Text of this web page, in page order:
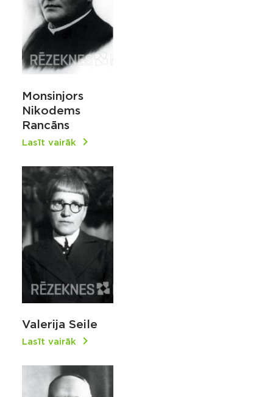
Monsinjors
Nikodems
Rancāns
Lasīt vairāk
Valerija Seile
Lasīt vairāk